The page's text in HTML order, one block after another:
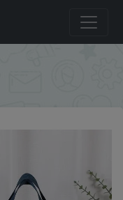
Waterproof Oxford
Freezer Bag